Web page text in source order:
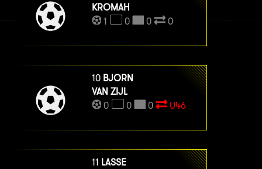
KROMAH
1
0 0 0
10 BJORN
VAN ZIJL
0
0 0 U46
11 LASSE